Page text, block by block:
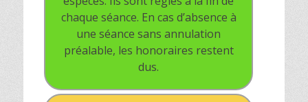
chaque séance. En cas d’absence à
une séance sans annulation
préalable, les honoraires restent
dus.